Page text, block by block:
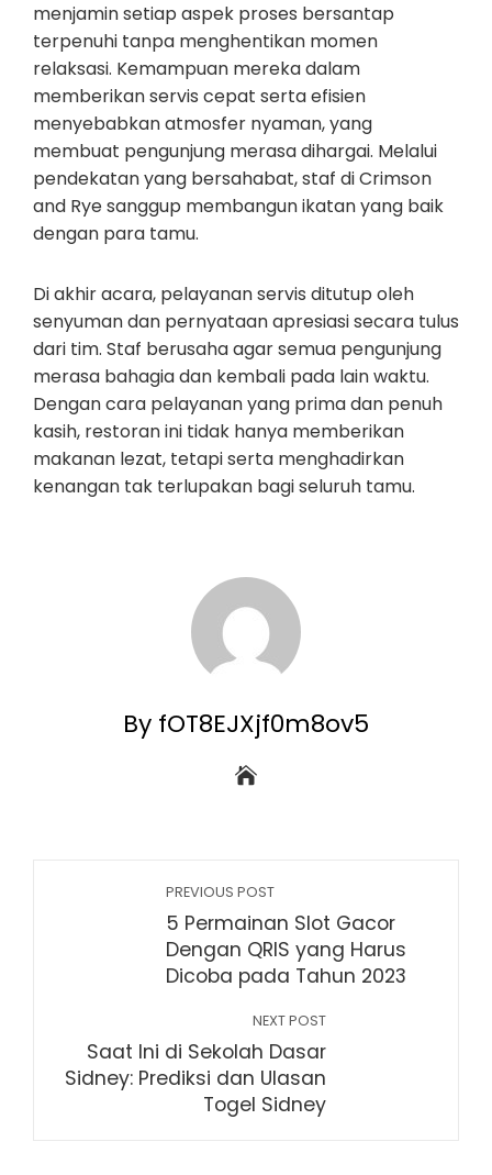
menjamin setiap aspek proses bersantap
terpenuhi tanpa menghentikan momen
relaksasi. Kemampuan mereka dalam
memberikan servis cepat serta efisien
menyebabkan atmosfer nyaman, yang
membuat pengunjung merasa dihargai. Melalui
pendekatan yang bersahabat, staf di Crimson
and Rye sanggup membangun ikatan yang baik
dengan para tamu.
Di akhir acara, pelayanan servis ditutup oleh
senyuman dan pernyataan apresiasi secara tulus
dari tim. Staf berusaha agar semua pengunjung
merasa bahagia dan kembali pada lain waktu.
Dengan cara pelayanan yang prima dan penuh
kasih, restoran ini tidak hanya memberikan
makanan lezat, tetapi serta menghadirkan
kenangan tak terlupakan bagi seluruh tamu.
By fOT8EJXjf0m8ov5
PREVIOUS POST
5 Permainan Slot Gacor
Dengan QRIS yang Harus
Dicoba pada Tahun 2023
NEXT POST
Saat Ini di Sekolah Dasar
Sidney: Prediksi dan Ulasan
Togel Sidney